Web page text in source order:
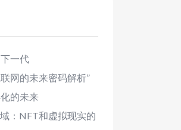
一代
网的未来密码解析”
的未来
：NFT和虚拟现实的